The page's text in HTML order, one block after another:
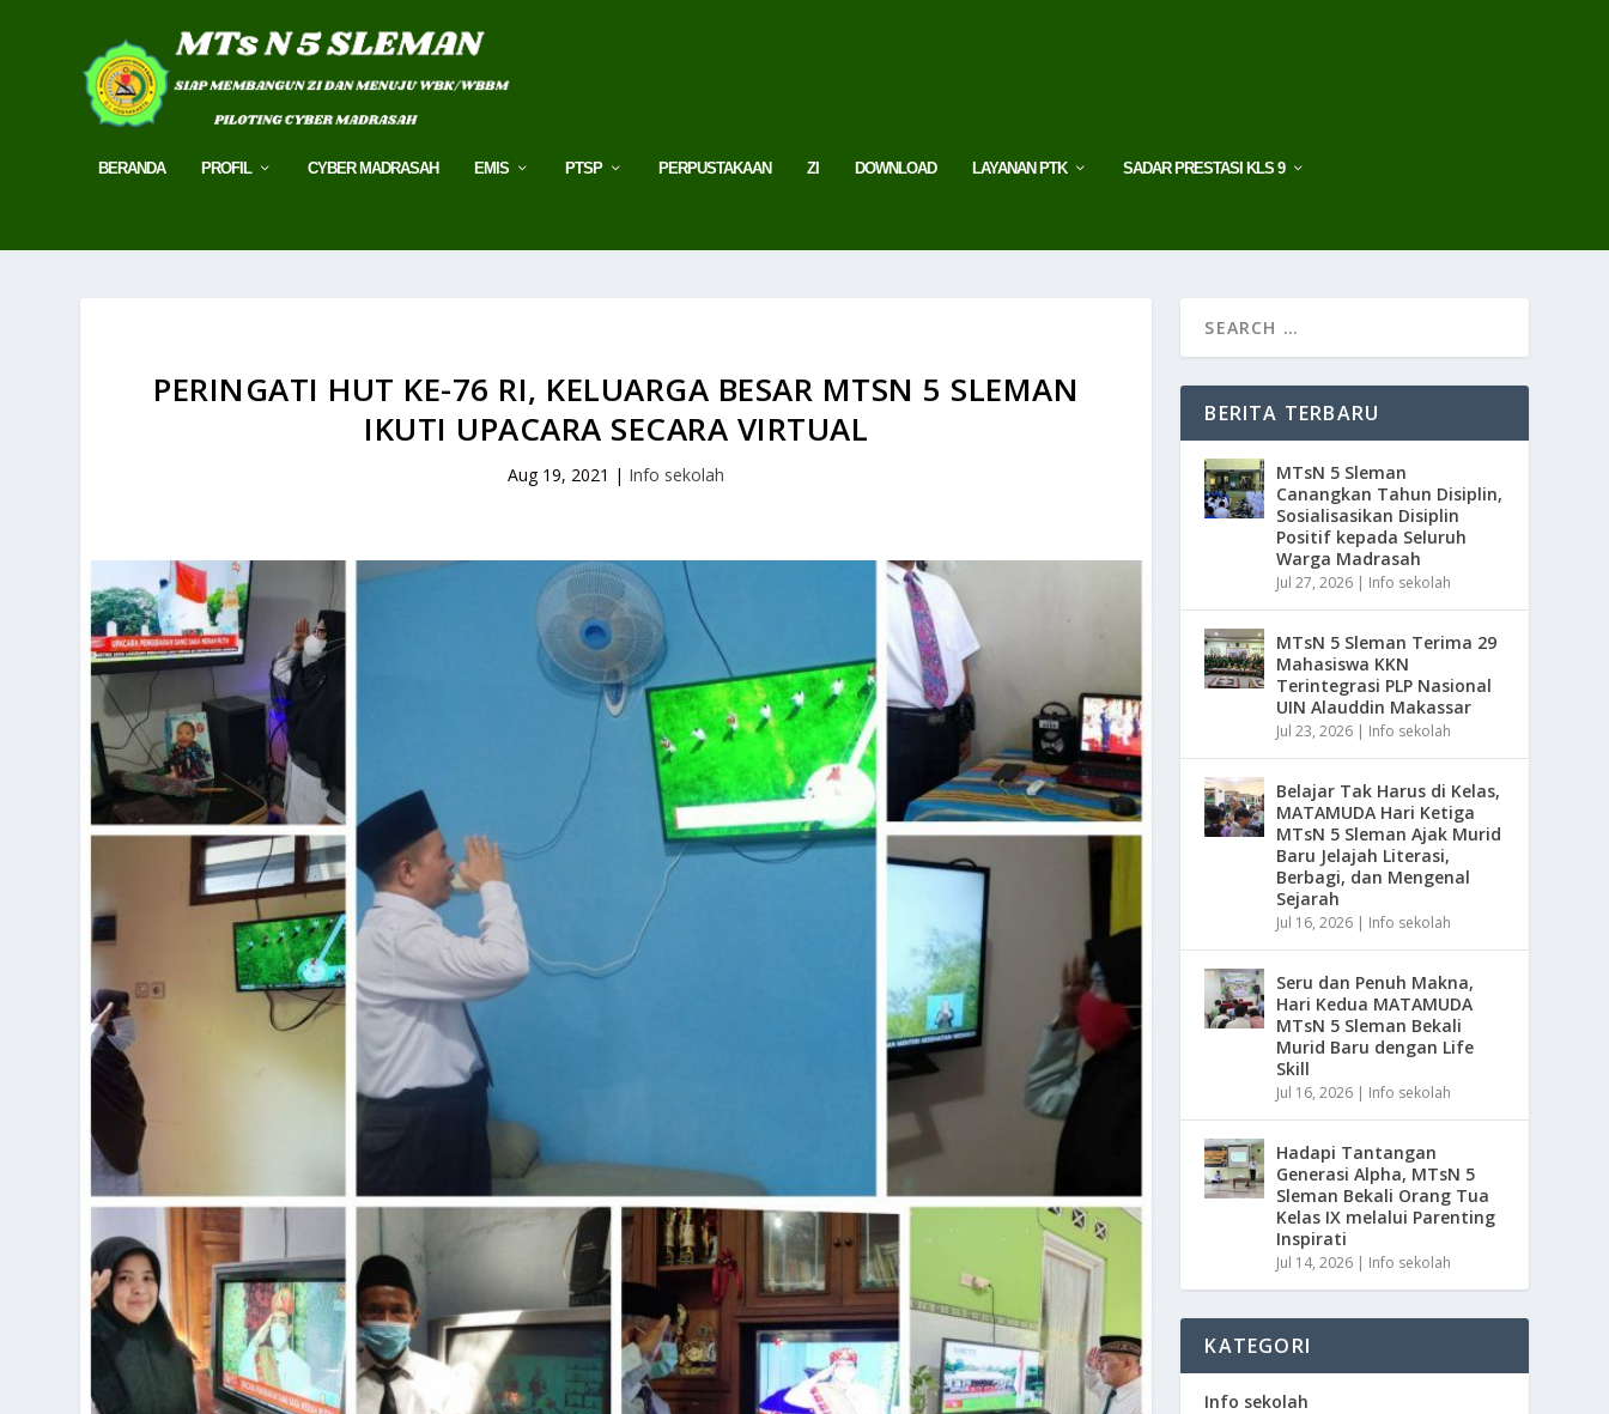
BERANDA PROFIL CYBER MADRASAH EMIS PTSP PERPUSTAKAAN ZI DOWNLOAD LAYANAN PTK SADAR PRESTASI KLS 9
PERINGATI HUT KE-76 RI, KELUARGA BESAR MTSN 5 SLEMAN
IKUTI UPACARA SECARA VIRTUAL
Aug 19, 2021 | Info sekolah
BERITA TERBARU
MTsN 5 Sleman
Canangkan Tahun Disiplin,
Sosialisasikan Disiplin
Positif kepada Seluruh
Warga Madrasah
Jul 27, 2026 | Info sekolah
MTsN 5 Sleman Terima 29
Mahasiswa KKN
Terintegrasi PLP Nasional
UIN Alauddin Makassar
Jul 23, 2026 | Info sekolah
Belajar Tak Harus di Kelas,
MATAMUDA Hari Ketiga
MTsN 5 Sleman Ajak Murid
Baru Jelajah Literasi,
Berbagi, dan Mengenal
Sejarah
Jul 16, 2026 | Info sekolah
Seru dan Penuh Makna,
Hari Kedua MATAMUDA
MTsN 5 Sleman Bekali
Murid Baru dengan Life
Skill
Jul 16, 2026 | Info sekolah
Hadapi Tantangan
Generasi Alpha, MTsN 5
Sleman Bekali Orang Tua
Kelas IX melalui Parenting
Inspirati
Jul 14, 2026 | Info sekolah
KATEGORI
Info sekolah